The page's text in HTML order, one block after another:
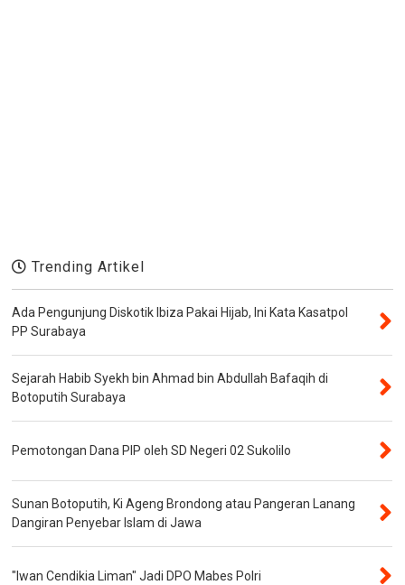
Trending Artikel
Ada Pengunjung Diskotik Ibiza Pakai Hijab, Ini Kata Kasatpol
PP Surabaya
Sejarah Habib Syekh bin Ahmad bin Abdullah Bafaqih di
Botoputih Surabaya
Pemotongan Dana PIP oleh SD Negeri 02 Sukolilo
Sunan Botoputih, Ki Ageng Brondong atau Pangeran Lanang
Dangiran Penyebar Islam di Jawa
"Iwan Cendikia Liman" Jadi DPO Mabes Polri